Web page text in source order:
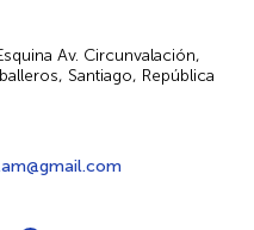
Av. Circunvalación,
Santiago, República